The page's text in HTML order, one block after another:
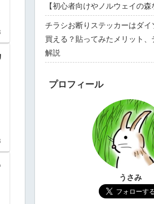
【初心者向けやノルウェイの森
チラシお断りステッカーはダイ
買える？貼ってみたメリット
解説
プロフィール
うさみ